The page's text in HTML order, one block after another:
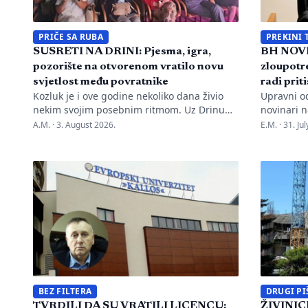
PRIČE SA RUBA
SUSRETI NA DRINI: Pjesma, igra,
pozorište na otvorenom vratilo novu
svjetlost među povratnike
Kozluk je i ove godine nekoliko dana živio
nekim svojim posebnim ritmom. Uz Drinu
su se susreli pjesma, tradicija, gluma i ljudi,
programi zapisani na plakatu, one su način
da jedno mjesto sačuva vlastitu priču. U
Kozluku se tih dana nije samo […]
A.M. ·3. August 2026.
PREKINI
BH
radi
Upravni
novinari
advokata
Marka
Rudić.
prijava i
E.M. ·31.
BEZ FILTERA DRUGI